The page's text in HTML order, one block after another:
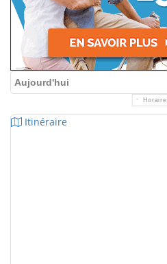
Aujourd'hui
Itinéraire